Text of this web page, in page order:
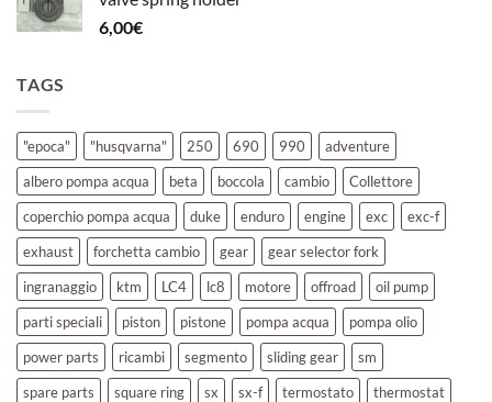
6,00€
TAGS
"epoca" "husqvarna" 250 690 990
adventure
albero pompa acqua
beta boccola cambio
Collettore
coperchio pompa acqua
duke enduro engine exc
exc-f
exhaust
forchetta cambio gear
gear selector fork
ingranaggio
ktm LC4 lc8 motore offroad
oil pump
parti speciali
piston pistone pompa acqua
pompa olio
power parts
ricambi segmento sliding gear
sm
spare parts
square ring sx sx-f termostato
thermostat